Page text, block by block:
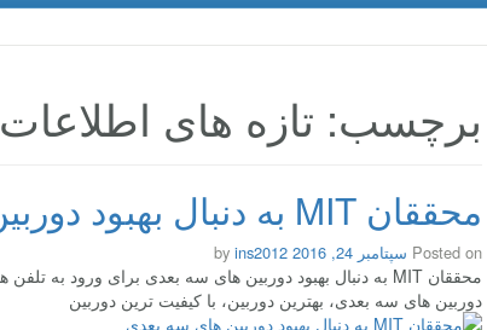
برچسب: تازه های اطلاعات
محققان MIT به دنبال بهبود دوربین های سه بعدی
Posted on سپتامبر 24, 2016 by
ins2012
محققان MIT به دنبال بهبود دوربین های سه بعدی برای ورود به تلفن های هوشمند هستند
دوربین های سه بعدی، بهترین دوربین، با کیفیت ترین دوربین